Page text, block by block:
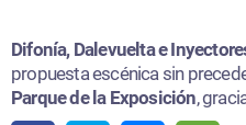
Difonía, Dalevuelta e
propuesta escénica sin
Parque de la Exposición,